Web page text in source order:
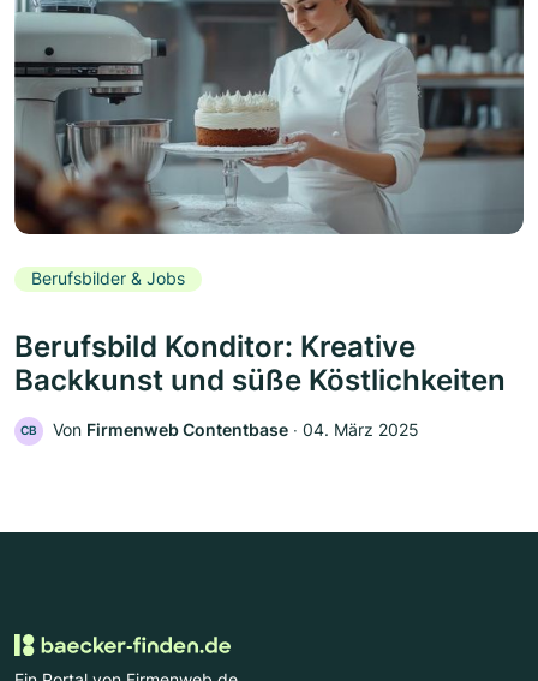
Berufsbilder & Jobs
Berufsbild Konditor: Kreative
Backkunst und süße Köstlichkeiten
CB Von Firmenweb Contentbase ‧ 04. März 2025